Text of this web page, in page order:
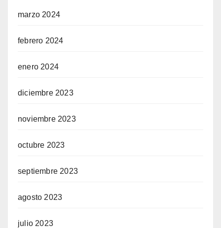
marzo 2024
febrero 2024
enero 2024
diciembre 2023
noviembre 2023
octubre 2023
septiembre 2023
agosto 2023
julio 2023